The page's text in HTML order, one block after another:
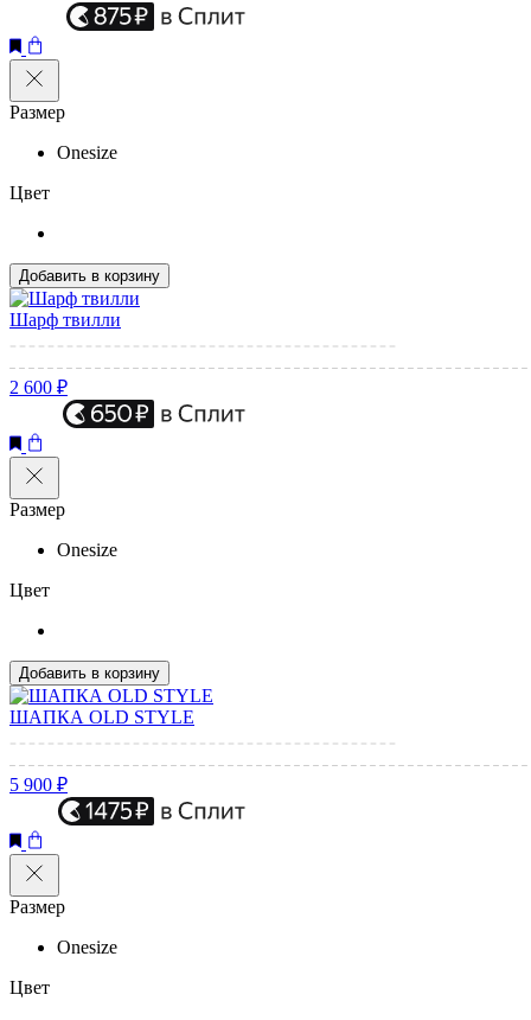
Размер
Onesize
Цвет
Добавить в корзину
Шарф твилли
2 600 ₽
Размер
Onesize
Цвет
Добавить в корзину
ШАПКА OLD STYLE
5 900 ₽
Размер
Onesize
Цвет